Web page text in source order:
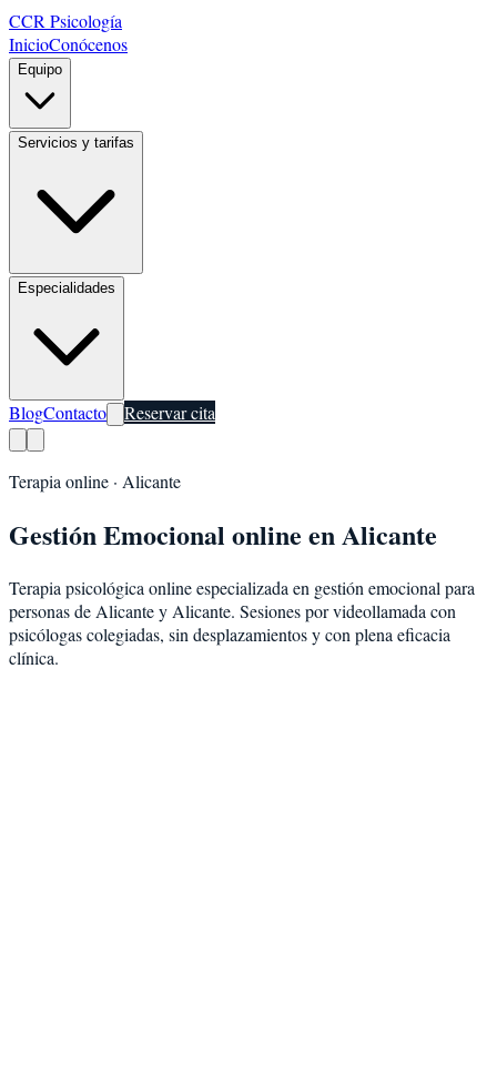
CCR Psicología
InicioConócenos
Equipo
Servicios y tarifas
Especialidades
BlogContacto Reservar cita
Terapia online · Alicante
Gestión Emocional online enAlicante
Terapia psicológica online especializada en gestión emocional para
personas de Alicantey Alicante. Sesiones por videollamada con
psicólogas colegiadas, sin desplazamientos y con plena eficacia
clínica.